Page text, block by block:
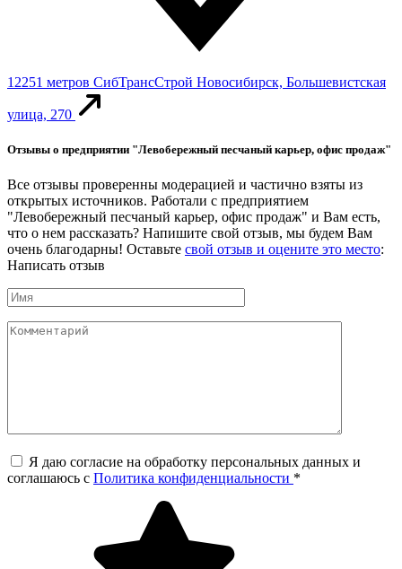
12251 метров СибТрансСтрой Новосибирск, Большевистская
улица, 270
Отзывы о предприятии "Левобережный песчаный карьер, офис продаж"
Все отзывы проверенны модерацией и частично взяты из
открытых источников. Работали с предприятием
"Левобережный песчаный карьер, офис продаж" и Вам есть,
что о нем рассказать? Напишите свой отзыв, мы будем Вам
очень благодарны! Оставьте свой отзыв и оцените это место:
Написать отзыв
Я даю согласие на обработку персональных данных и
соглашаюсь c Политика конфиденциальности *